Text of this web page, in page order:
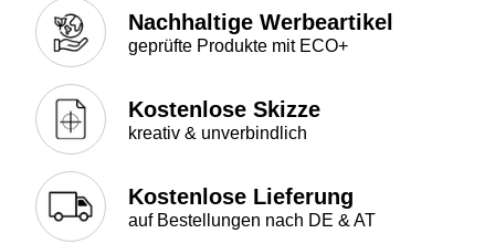
Nachhaltige Werbeartikel
geprüfte Produkte mit ECO+
Kostenlose Skizze
kreativ & unverbindlich
Kostenlose Lieferung
auf Bestellungen nach DE & AT